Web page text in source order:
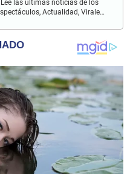
las últimas noticias de los
Actualidad, Virales,